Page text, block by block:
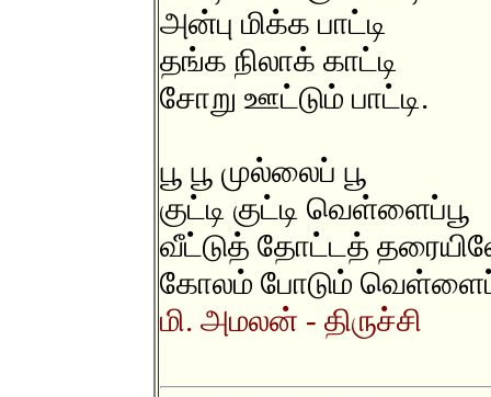
அன்பு மிக்க பாட்டி
தங்க நிலாக் காட்டி
சோறு ஊட்டும் பாட்டி.
பூ பூ முல்லைப் பூ
குட்டி குட்டி வெள்ளைப்பூ
வீட்டுத் தோட்டத்
கோலம் போடும்
மி. அமலன் - திருச்சி